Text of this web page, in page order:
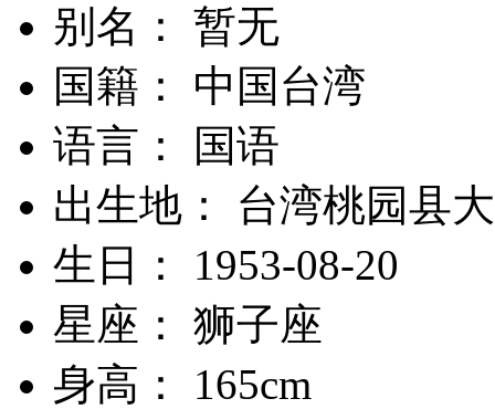
别名： 暂无
国籍： 中国台湾
语言： 国语
出生地： 台湾桃园县
生日： 1953-08-20
星座： 狮子座
身高： 165cm